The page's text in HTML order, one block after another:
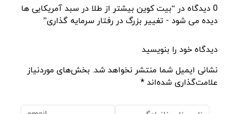
0 دیدگاه در “بیت کوین بیشتر از طلا در سبد آمریکایی ها
دیده می شود - تغییر بزرگ در رفتار سرمایه گذاری”
دیدگاه خود را بنویسید
نشانی ایمیل شما منتشر نخواهد شد. بخش‌های موردنیاز
علامت‌گذاری شده‌اند *